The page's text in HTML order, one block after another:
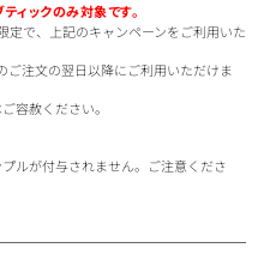
ィックのみ対象です。
で、上記のキャンペーンをご利用いた
注文の翌日以降にご利用いただけま
容赦ください。
ルが付与されません。ご注意くださ